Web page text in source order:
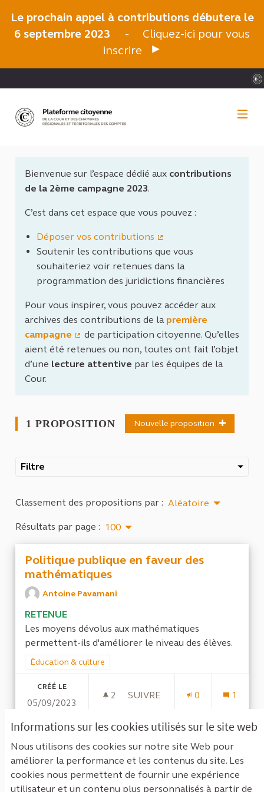
Informations sur les cookies utilisés sur le site web
Nous utilisons des cookies sur notre site Web pour
améliorer la performance et les contenus du site. Les
cookies nous permettent de fournir une expérience
utilisateur et un contenu plus personnalisés à partir de
Le prochain appel à contributions débutera le
6 septembre 2023
-
Cliquez-ici pour vous
inscrire
Bienvenue sur l’espace dédié aux contributions
de la 2ème campagne 2023.
C’est dans cet espace que vous pouvez :
Déposer vos contributions
(Lien externe)
Soutenir les contributions que vous
souhaiteriez voir retenues dans la
programmation des juridictions financières
Pour vous inspirer, vous pouvez accéder aux
archives des contributions de lapremière
campagne
(Lien externe)
de participation citoyenne. Qu’elles
aient été retenues ou non, toutes ont fait l’objet
d’une lecture attentive par les équipes de la
Cour.
1 PROPOSITION Nouvelle proposition
Filtre
Classement des propositions par : Aléatoire
Résultats par page : 100
Politique publique en faveur des
mathématiques
Antoine Pavamani
RETENUE
Les moyens dévolus aux mathématiques
permettent-ils d'améliorer le niveau des élèves.
Filtrer les résultats de la catégorie : Éducation & culture
Éducation & culture
CRÉÉ LE
05/09/2023
2 2 ABONNÉS
SUIVRE
0 1
Voir toutes les propositions retirées